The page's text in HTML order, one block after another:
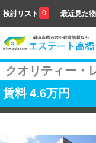
検討リスト 0 最近見た
クオリティー・
賃料 4.6万円